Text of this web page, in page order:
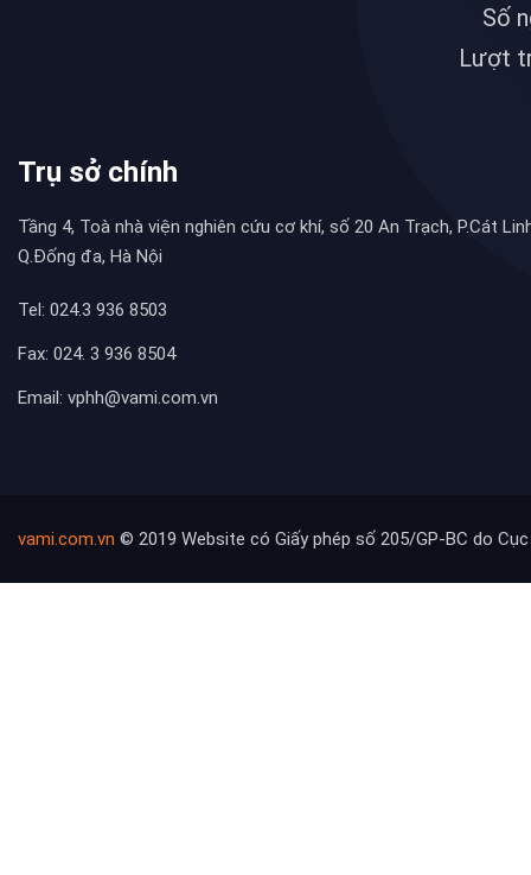
Số
Lượt
Trụ sở chính
Tầng 4, Toà nhà viện nghiên cứu cơ khí, số 20 An Trạch, P.Cát
Q.Đống đa, Hà Nội
Tel: 024.3 936 8503
Fax: 024. 3 936 8504
Email: vphh@vami.com.vn
vami.com.vn © 2019 Website có Giấy phép số 205/GP-BC do